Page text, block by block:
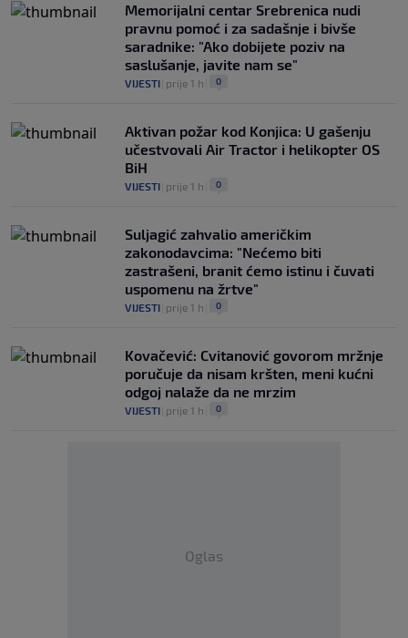
Memorijalni centar Srebrenica nudi
pravnu pomoć i za sadašnje i bivše
saradnike: "Ako dobijete poziv na
saslušanje, javite nam se"
VIJESTI prije 1 h 0
Aktivan požar kod Konjica: U gašenju
učestvovali Air Tractor i helikopter OS
BiH
VIJESTI prije 1 h 0
Suljagić zahvalio američkim
zakonodavcima: "Nećemo biti
zastrašeni, branit ćemo istinu i čuvati
uspomenu na žrtve"
VIJESTI prije 1 h 0
Kovačević: Cvitanović govorom mržnje
poručuje da nisam kršten, meni kućni
odgoj nalaže da ne mrzim
VIJESTI prije 1 h 0
Oglas